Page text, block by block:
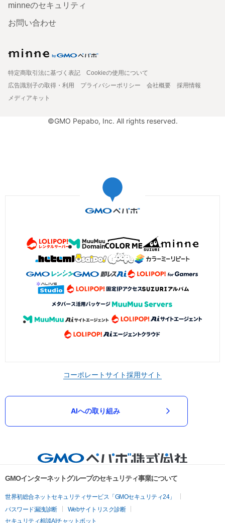
minneのセキュリティ
お問い合わせ
特定商取引法に基づく表記
Cookieの使用について
広告識別子の取得・利用
プライバシーポリシー 会社概要
採用情報
メディアキット
©GMO Pepabo, Inc. All rights reserved.
コーポレートサイト採用サイト
AIへの取り組み
GMOインターネットグループのセキュリティ事業について
世界初総合ネットセキュリティサービス「GMOセキュリティ24」
パスワード漏洩診断
Webサイトリスク診断
セキュリティ相談AIチャットボット